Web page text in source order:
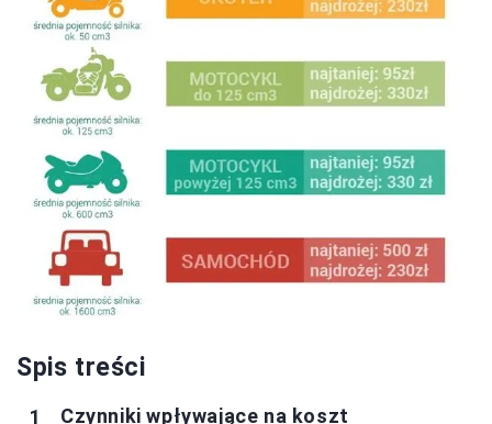
Spis treści
Czynniki wpływające na koszt